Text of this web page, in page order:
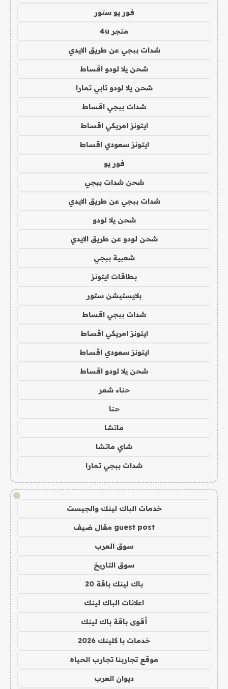
فور يو ستور
متجر 4u
شدات ببجي عن طريق الايدي
شحن يلا لودو اقساط
شحن يلا لودو تابي تمارا
شدات ببجي اقساط
ايتونز امريكي اقساط
ايتونز سعودي اقساط
فور يو
شحن شدات ببجي
شدات ببجي عن طريق الايدي
شحن يلا لودو
شحن لودو عن طريق الايدي
شعبية ببجي
بطاقات ايتونز
بلايستيشن ستور
شدات ببجي اقساط
ايتونز امريكي اقساط
ايتونز سعودي اقساط
شحن يلا لودو اقساط
حناء شعر
حنا
ماتشا
شاي ماتشا
شدات ببجي تمارا
!
خدمات الباك لينك والجيست
guest post مقال ضيف
سوق العرب
سوق التاريخ
باك لينك باقة 20
اعلانات الباك لينك
أقوى باقة باك لينك
خدمات با كلينك 2026
موقع تجاربنا تجارب الحياه
ديوان العرب